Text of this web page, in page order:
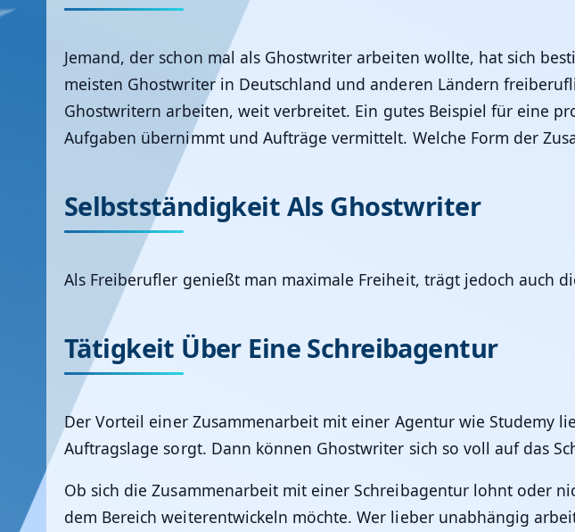
Jemand, der schon mal als Ghostwriter arbeiten wollte, hat sich
meisten Ghostwriter in Deutschland und anderen Ländern
Ghostwritern arbeiten, weit verbreitet. Ein gutes Beispiel für eine
Aufgaben übernimmt und Aufträge vermittelt. Welche Form der
Selbstständigkeit Als Ghostwriter
Als Freiberufler genießt man maximale Freiheit, trägt jedoch auch
Tätigkeit Über Eine Schreibagentur
Der Vorteil einer Zusammenarbeit mit einer Agentur wie Studemy
Auftragslage sorgt. Dann können Ghostwriter sich so voll auf das
Ob sich die Zusammenarbeit mit einer Schreibagentur lohnt oder
dem Bereich weiterentwickeln möchte. Wer lieber unabhängig